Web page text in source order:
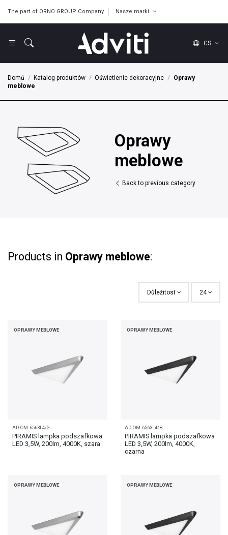
The part of ORNO GROUP Company Nasze marki
CS
Domů Katalog produktów Oświetlenie dekoracyjne
Oprawy
meblowe
Oprawy
meblowe
Back to previous category
Products in Oprawy meblowe:
Důležitost 24
OPRAWY MEBLOWE
AD-OM-6563L4/G
PIRAMIS lampka podszafkowa
LED 3,5W, 200lm, 4000K, szara
OPRAWY MEBLOWE
AD-OM-6563L4/B
PIRAMIS lampka podszafkowa
LED 3,5W, 200lm, 4000K,
czarna
OPRAWY MEBLOWE OPRAWY MEBLOWE